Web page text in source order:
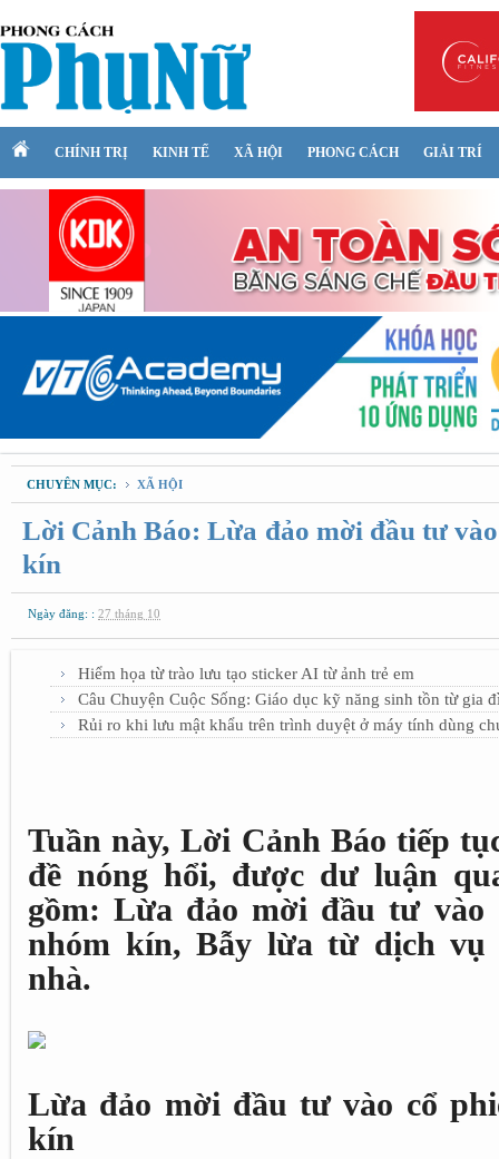
CHÍNH TRỊ KINH TẾ XÃ HỘI PHONG CÁCH GIẢI TRÍ
CHUYÊN MỤC: XÃ HỘI
Lời Cảnh Báo: Lừa đảo mời đầu tư
kín
Ngày đăng: : 27 tháng 10
Hiểm họa từ trào lưu tạo sticker AI từ ảnh trẻ em
Câu Chuyện Cuộc Sống: Giáo dục kỹ năng sinh tồn từ gia
Rủi ro khi lưu mật khẩu trên trình duyệt ở máy tính dùng
Tuần này, Lời Cảnh Báo tiếp
đề nóng hổi, được dư luận
gồm: Lừa đảo mời đầu tư vào
nhóm kín, Bẫy lừa từ dịch
nhà.
Lừa đảo mời đầu tư vào cổ
kín